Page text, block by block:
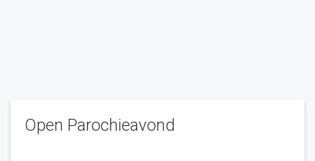
Open Parochieavond